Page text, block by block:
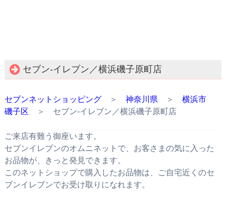
セブン‐イレブン／横浜磯子原町店
セブンネットショッピング＞ 神奈川県 ＞ 横浜市
磯子区 ＞ セブン‐イレブン／横浜磯子原町店
ご来店有難う御座います。
セブンイレブンのオムニネットで、お客さまの気に入った
お品物が、きっと発見できます。
このネットショップで購入したお品物は、ご自宅近くのセ
ブンイレブンでお受け取りになれます。